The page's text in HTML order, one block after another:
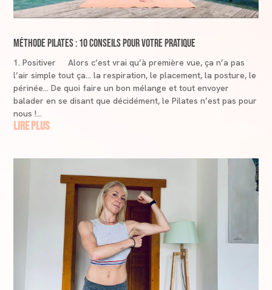
Méthode Pilates : 10 conseils pour votre pratique
1. Positiver Alors c’est vrai qu’à première vue, ça n’a pas
l’air simple tout ça… la respiration, le placement, la posture, le
périnée… De quoi faire un bon mélange et tout envoyer
balader en se disant que décidément, le Pilates n’est pas pour
nous !...
lire plus